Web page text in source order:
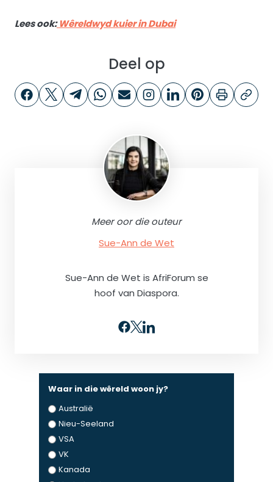
Lees ook:Wêreldwyd kuier in Dubai
Deel op
Meer oor die outeur
Sue-Ann de Wet
Sue-Ann de Wet is AfriForum se
hoof van Diaspora.
Waar in die wêreld woon jy?
Australië
Nieu-Seeland
VSA
VK
Kanada